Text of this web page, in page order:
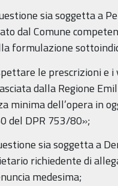
sia soggetta a
dal Comune
formulazione
le prescrizioni e
dalla Regione
minima dell’opera in
del DPR 753/80»;
sia soggetta a
richiedente di
medesima;